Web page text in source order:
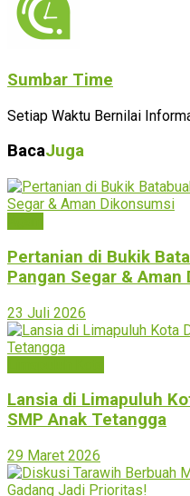
Sumbar Time
Setiap Waktu Bernilai
BacaJuga
Pertanian di Bukik
Pangan Segar & Aman
23 Juli 2026
Lansia di Limapuluh
SMP Anak Tetangga
29 Maret 2026